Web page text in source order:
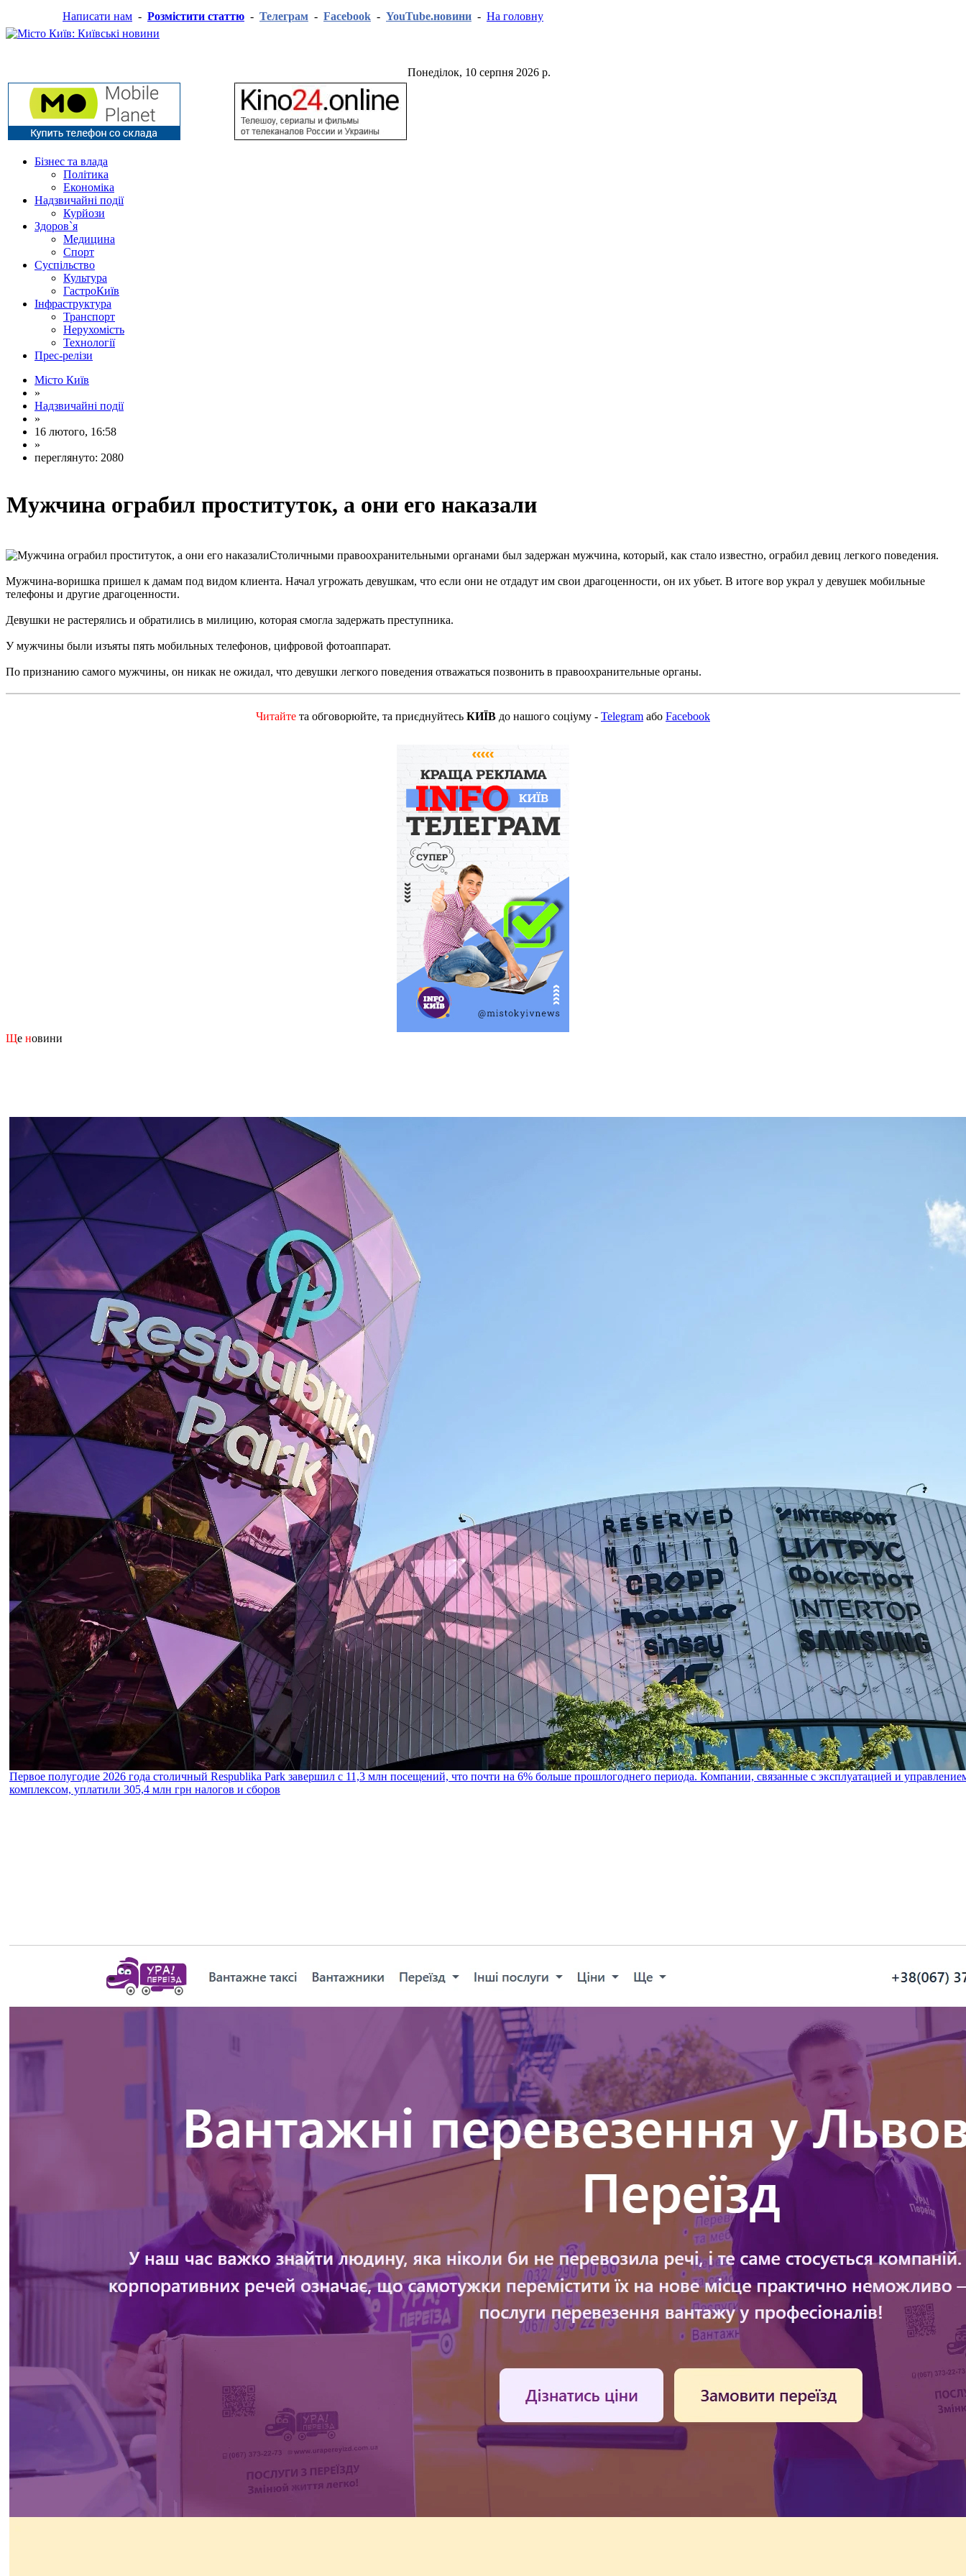
Написати нам - Розмістити статтю - Телеграм - Facebook - YouTube.новини - На головну
Понеділок, 10 серпня 2026 р.
Бізнес та влада
Політика
Економіка
Надзвичайні події
Курйози
Здоров`я
Медицина
Спорт
Суспільство
Культура
ГастроКиїв
Інфраструктура
Транспорт
Нерухомість
Технології
Прес-релізи
Місто Київ
»
Надзвичайні події
»
16 лютого, 16:58
»
переглянуто: 2080
Мужчина ограбил проституток, а они его наказали
Столичными правоохранительными органами был задержан мужчина, который, как стало известно, ограбил девиц легкого поведения.
Мужчина-воришка пришел к дамам под видом клиента. Начал угрожать девушкам, что если они не отдадут им свои драгоценности, он их убьет. В итоге вор украл у девушек мобильные
телефоны и другие драгоценности.
Девушки не растерялись и обратились в милицию, которая смогла задержать преступника.
У мужчины были изъяты пять мобильных телефонов, цифровой фотоаппарат.
По признанию самого мужчины, он никак не ожидал, что девушки легкого поведения отважаться позвонить в правоохранительные органы.
Читайте та обговорюйте, та приєднуйтесь КИЇВ до нашого соціуму - Telegram або Facebook
Ще новини
Первое полугодие 2026 года столичный Respublika Park завершил с 11,3 млн посещений, что почти на 6% больше прошлогоднего периода. Компании, связанные с эксплуатацией и
комплексом, уплатили 305,4 млн грн налогов и сборов